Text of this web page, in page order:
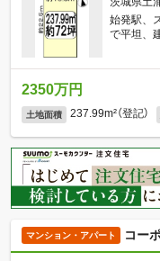
始発駅、
で平坦、
2350万円
土地面積 237.99m²（登記）
マンション・アパート コー